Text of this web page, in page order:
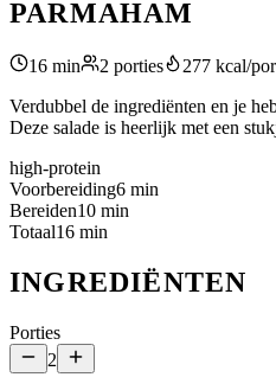
PARMAHAM
16 min 2 porties 277 kcal/
Verdubbel de ingrediënten en je
Deze salade is heerlijk met een
high-protein
Voorbereiding6 min
Bereiden10 min
Totaal16 min
INGREDIËNTEN
Porties
2